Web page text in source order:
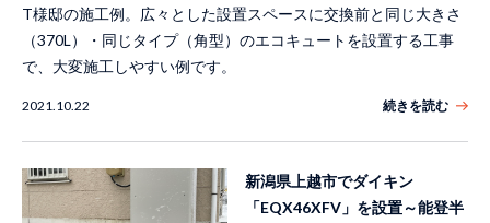
T様邸の施工例。広々とした設置スペースに交換前と同じ大きさ
（370L）・同じタイプ（角型）のエコキュートを設置する工事
で、大変施工しやすい例です。
2021.10.22 続きを読む
新潟県上越市でダイキン
「EQX46XFV」を設置～能登半